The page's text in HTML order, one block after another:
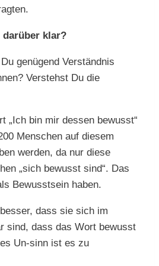
darüber klar?
genügend Verständnis
Verstehst Du die
„Ich bin mir dessen bewusst“
Menschen auf diesem
werden, da nur diese
„sich bewusst sind“. Das
Bewusstsein haben.
dass sie sich im
sind, dass das Wort bewusst
Un-sinn ist es zu